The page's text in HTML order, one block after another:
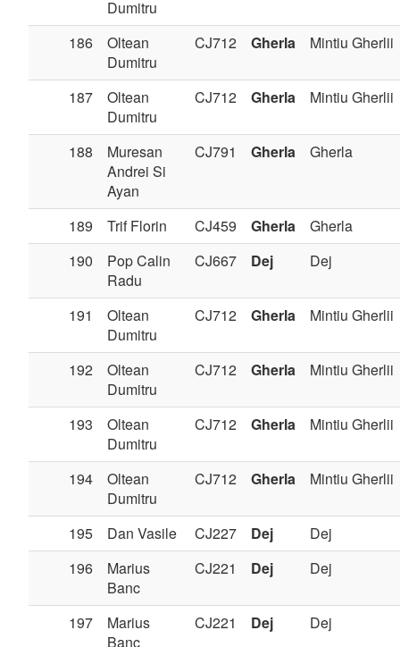
Dumitru
186
Oltean
Dumitru
CJ712 Gherla Mintiu Gherlii
187
Oltean
Dumitru
CJ712 Gherla Mintiu Gherlii
188
Muresan
Andrei Si
Ayan
CJ791 Gherla Gherla
189 Trif Florin CJ459 Gherla
Gherla
190
Pop Calin
Radu
CJ667 Dej Dej
191
Oltean
Dumitru
CJ712 Gherla Mintiu Gherlii
192
Oltean
Dumitru
CJ712 Gherla Mintiu Gherlii
193
Oltean
Dumitru
CJ712 Gherla Mintiu Gherlii
194
Oltean
Dumitru
CJ712 Gherla Mintiu Gherlii
195 Dan Vasile CJ227 Dej
Dej
196
Marius
Banc
CJ221 Dej Dej
197
Marius
Banc
CJ221 Dej Dej